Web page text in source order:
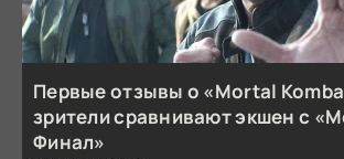
Первые отзывы о «Mortal
зрители сравнивают экшен с
Финал»